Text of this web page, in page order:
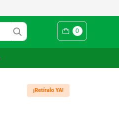
0
¡Retíralo YA!